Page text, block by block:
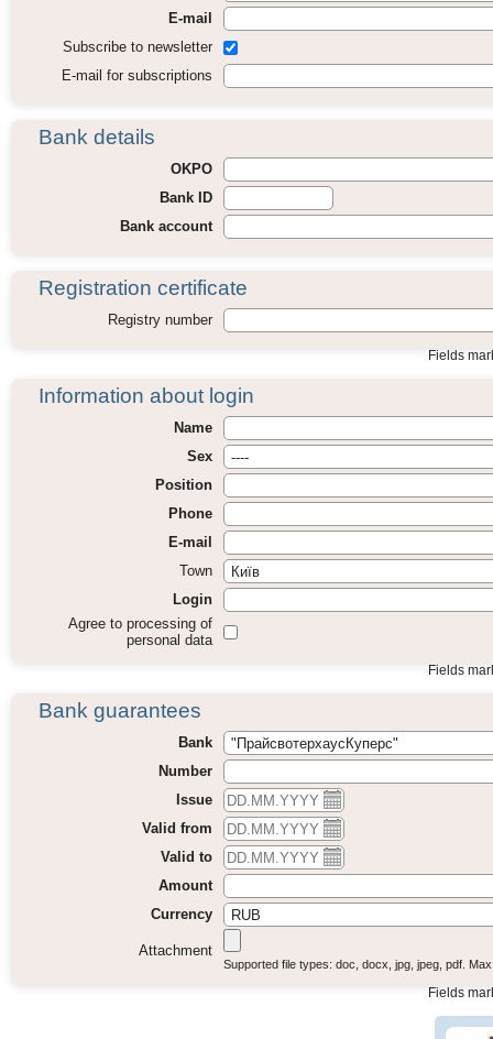
E-mail
Subscribe to newsletter
E-mail for subscriptions
Bank details
OKPO
Bank ID
Bank account
Registration certificate
Registry number
Fields
Information about login
Name
Sex
Position
Phone
E-mail
Town
Login
Agree to processing of
personal data
Fields
Bank guarantees
Bank
Number
Issue
Valid from
Valid to
Amount
Currency
Attachment
Supported
Fields